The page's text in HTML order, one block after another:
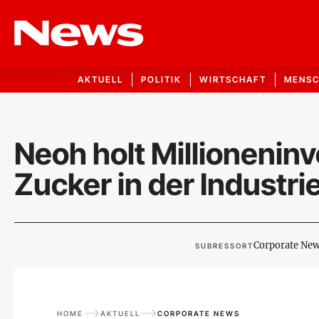
AKTUELL POLITIK WIRTSCHAFT
Neoh holt
Zucker in der
SUBRESSORTCorporate
HOME AKTUELL CORPORATE NEWS